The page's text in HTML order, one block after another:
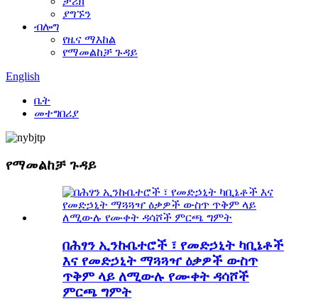
ያግኙን
ብሎግ
የዜና ማእከል
የማመልከቻ ጉዳይ
English
ቤት
መተግበሪያ
የማመልከቻ ጉዳይ
በሕፃን ኢንኩቤተሮች ፣ የመድኃኒት ካቢኔቶች
እና የመድኃኒት ማጓጓዣ ዕቃዎች ውስጥ
ጥቅም ላይ ለሚውሉ የሙቀት ዳሳሾች
ምርጫ ግምት